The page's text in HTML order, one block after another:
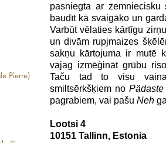
Pierre)
pasniegta ar
baudīt kā svaigāko un
Varbūt vēlaties kārtīgu
un divām rupjmaizes
sakņu kārtojuma ir mutē
vajag izmēģināt grūbu
Taču tad to visu
smiltsērkšķiem no Pädaste
pagrabiem, vai pašu Neh
Lootsi 4
10151 Tallinn, Estonia